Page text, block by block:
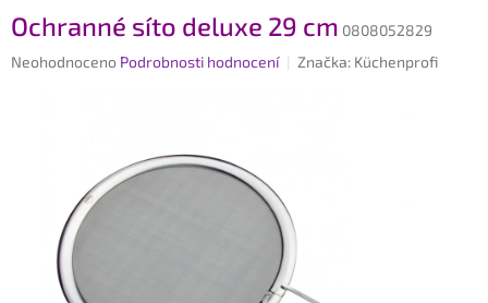
Ochranné síto deluxe 29 cm 0808052829
Průměrné
hvězdiček.
Neohodnoceno Podrobnosti hodnocení Značka: Küchenprofi